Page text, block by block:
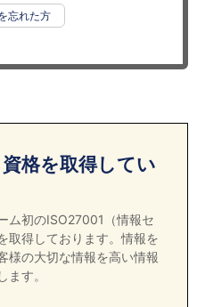
忘れた方
格を取得してい
ム初のISO27001（情報セ
取得しております。情報を
様の大切な情報を高い情報
す。